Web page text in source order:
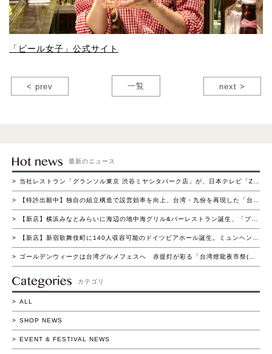
「ビール女子」公式サイト
< prev 一覧 next >
最新のニュース
当社レストラン「グランソル東京 渋谷ミヤシタパーク店」が、日本テレビ「ZIP！の買いドキッ!?コーナー」にて紹介されました
【特許出願中】独自の組立構造で設営効率を向上、台湾・九份を再現した「台湾ヒュッテ」登場～短時間組立と高い集客演出を両立～
【新店】横浜みなとみらいに海辺の地中海グリル&バーレストラン誕生、「ブラウアターフェル横浜」4月22日（水）グランドオープン
【新店】新宿歌舞伎町に140人収容可能のドイツビアホール誕生。ミュンヘン名門ビアホールを再現した「ホフブロイ トウキョウ 新宿店」4月15日（水）グランドオープン
ゴールデンウィークは台湾グルメフェスへ 赤提灯が彩る「台湾燈龍夜市祭(たいわん とうろう よいち まつり)」流山おおたかの森で初開催 4/16(木)～5/11(月)の26日間実施
カテゴリ
ALL
SHOP NEWS
EVENT & FESTIVAL NEWS